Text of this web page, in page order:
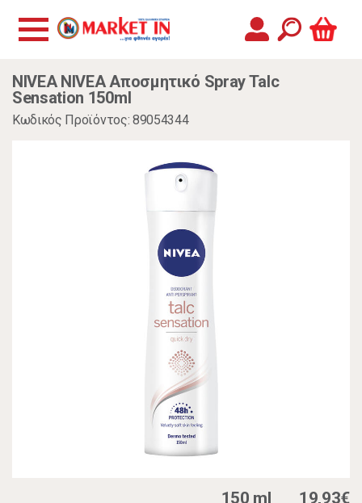
NIVEA NIVEA Αποσμητικό Spray Talc
Sensation 150ml
Κωδικός Προϊόντος: 89054344
150 ml 19,93€